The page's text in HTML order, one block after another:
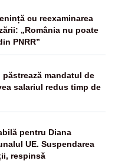
cu reexaminarea
„România nu poate
PNRR”
mandatul de
salariul redus timp de
pentru Diana
UE. Suspendarea
respinsă